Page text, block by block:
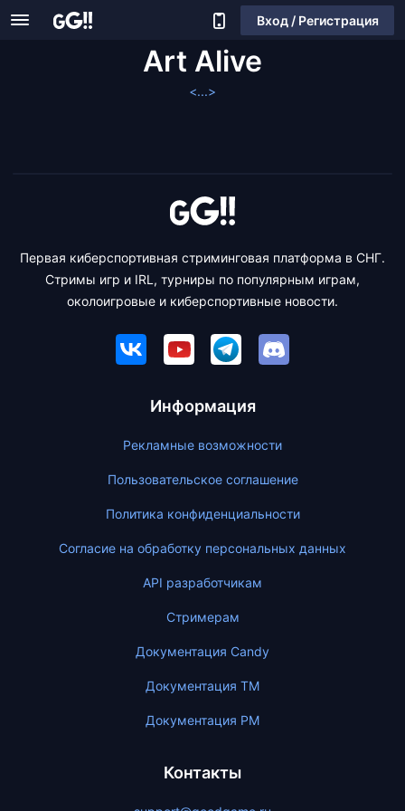
Вход / Регистрация
Art Alive
<...>
Первая киберспортивная стриминговая платформа в СНГ.
Стримы игр и IRL, турниры по популярным играм,
околоигровые и киберспортивные новости.
Информация
Рекламные возможности
Пользовательское соглашение
Политика конфиденциальности
Согласие на обработку персональных данных
API разработчикам
Стримерам
Документация Candy
Документация ТМ
Документация PM
Контакты